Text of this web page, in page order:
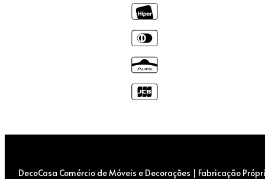
DecoCasa Comércio de Móveis e Decorações | Fabricação